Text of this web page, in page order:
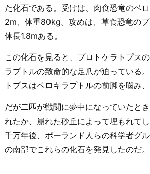
た化石である。受けは、肉食恐竜のベ
2m、体重80kg。攻めは、草食恐竜の
体長1.8mある。
この化石を見ると、プロトケラトプス
ラプトルの致命的な足爪が迫っている
トプスはベロキラプトルの前脚を噛み
だが二匹が戦闘に夢中になっていたと
れたか、崩れた砂丘によって埋もれて
千万年後、ポーランド人らの科学者グ
の南部でこれらの化石を発見したのだ。